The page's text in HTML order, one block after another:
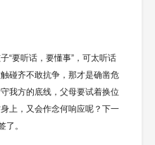
“要听话，要懂事”，可太听话
碰齐不敢抗争，那才是确凿危
我方的底线，父母要试着换位
上，又会作念何响应呢？下一
了。